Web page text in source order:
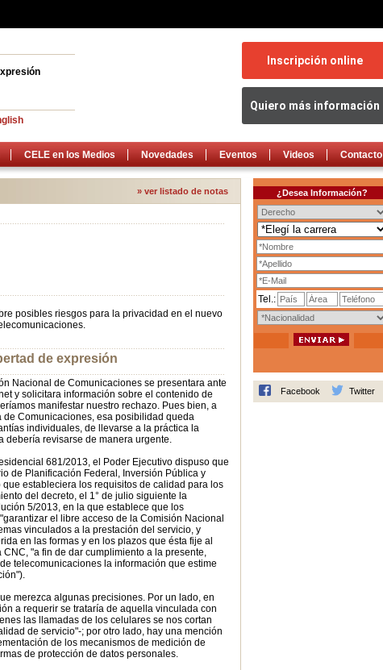
Inscripción online
Quiero más información
CELE en los Medios Novedades Eventos Videos Contacto
» ver listado de notas
posibles riesgos para la privacidad en el nuevo
de expresión
Nacional de Comunicaciones se presentara ante
y solicitara información sobre el contenido de
manifestar nuestro rechazo. Pues bien, a
Comunicaciones, esa posibilidad queda
individuales, de llevarse a la práctica la
debería revisarse de manera urgente.
681/2013, el Poder Ejecutivo dispuso que
de Planificación Federal, Inversión Pública y
estableciera los requisitos de calidad para los
del decreto, el 1° de julio siguiente la
5/2013, en la que establece que los
el libre acceso de la Comisión Nacional
vinculados a la prestación del servicio, y
en las formas y en los plazos que ésta fije al
"a fin de dar cumplimiento a la presente,
telecomunicaciones la información que estime
merezca algunas precisiones. Por un lado, en
a requerir se trataría de aquella vinculada con
las llamadas de los celulares se nos cortan
de servicio"-; por otro lado, hay una mención
de los mecanismos de medición de
de protección de datos personales.
¿Desea Información?
Tel.:
Facebook Twitter